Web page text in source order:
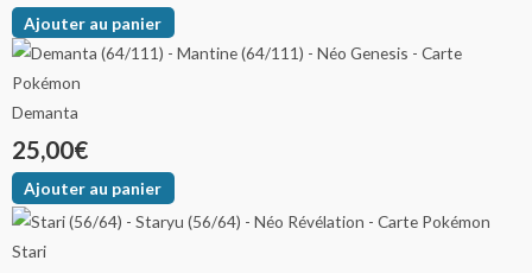
Ajouter au panier
Demanta
25,00€
Ajouter au panier
Stari